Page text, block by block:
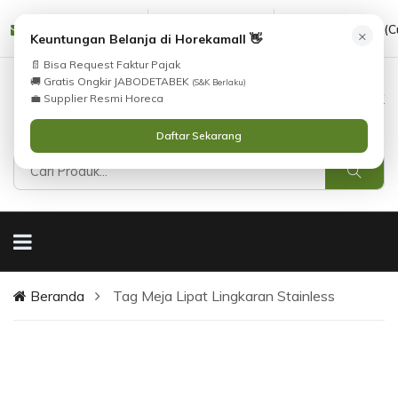
(021) 38783380 08551688000
Masuk
×
Keuntungan Belanja di Horekamall 👋
📄 Bisa Request Faktur Pajak
🚚 Gratis Ongkir JABODETABEK (S&K Berlaku)
💼 Supplier Resmi Horeca
Daftar Sekarang
Beranda Tag Meja Lipat Lingkaran Stainless
i Tidak Menemukan Produk yang Anda Cari?
Silahkan lihat
Hubungi Kami